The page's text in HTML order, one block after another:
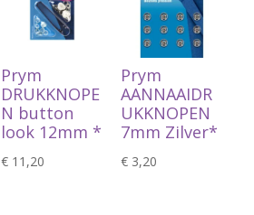
Prym
DRUKKNOPE
N button
look 12mm *
€11,20
Prym
AANNAAIDR
UKKNOPEN
7mm Zilver*
€ 3,20